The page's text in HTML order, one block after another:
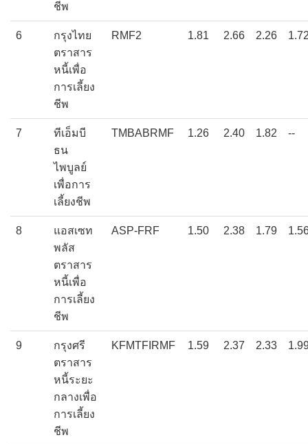
ชีพ
6
กรุงไทย
ตราสาร
หนี้เพื่อ
การเลี้ยง
ชีพ
RMF2 1.81 2.66 2.26
7
ทีเอ็มบี
ธน
ไพบูลย์
เพื่อการ
เลี้ยงชีพ
TMBABRMF 1.26 2.40 1.82 --
8
แอสเซท
พลัส
ตราสาร
หนี้เพื่อ
การเลี้ยง
ชีพ
ASP-FRF 1.50 2.38 1.79
9
กรุงศรี
ตราสาร
หนี้ระยะ
กลางเพื่อ
การเลี้ยง
ชีพ
KFMTFIRMF 1.59 2.37 2.33